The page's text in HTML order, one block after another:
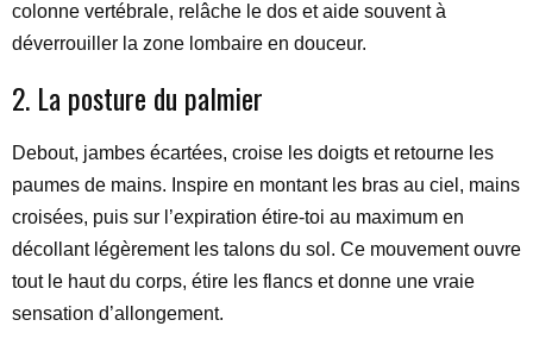
colonne vertébrale, relâche le dos et aide souvent à
déverrouiller la zone lombaire en douceur.
2. La posture du palmier
Debout, jambes écartées, croise les doigts et retourne les
paumes de mains. Inspire en montant les bras au ciel, mains
croisées, puis sur l’expiration étire-toi au maximum en
décollant légèrement les talons du sol. Ce mouvement ouvre
tout le haut du corps, étire les flancs et donne une vraie
sensation d’allongement.